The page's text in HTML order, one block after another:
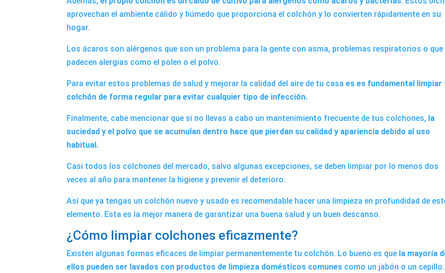
aprovechan el ambiente cálido y húmedo que proporciona el colchón y lo convierten rápidamente en su
hogar.
Los ácaros son alérgenos que son un problema para la gente con asma, problemas respiratorios o que
padecen alergias como el polen o el polvo.
Para evitar estos problemas de salud y mejorar la calidad del aire de tu casaes es fundamental limpiar
colchón de forma regular para evitar cualquier tipo de infección.
Finalmente, cabe mencionar que si no llevas a cabo un mantenimiento frecuente de tus colchones, la
suciedad y el polvo que se acumulan dentro hace que pierdan su calidad y apariencia debido al uso
habitual.
Casi todos los colchones del mercado, salvo algunas excepciones, se deben limpiar por lo menos dos
veces al año para mantener la higiene y prevenir el deterioro.
Así que ya tengas un colchón nuevo y usado es recomendable hacer una limpieza en profundidad de
elemento. Esta es la mejor manera de garantizar una buena salud y un buen descanso.
¿Cómo limpiar colchones eficazmente?
Existen algunas formas eficaces de limpiar permanentemente tu colchón. Lo bueno es que la mayoría
ellos pueden ser lavados con productos de limpieza domésticos comunes como un jabón o un cepillo.